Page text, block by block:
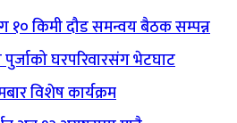
१० किमी दौड समन्वय बैठक सम्पन्न
घरपरिवारसंग भेटघाट
विशेष कार्यक्रम